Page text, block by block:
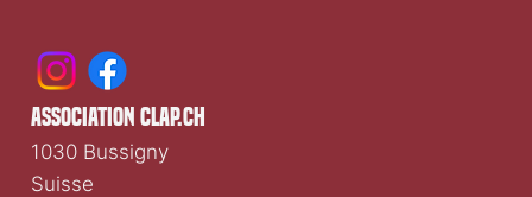
association clap.ch
1030 Bussigny
Suisse